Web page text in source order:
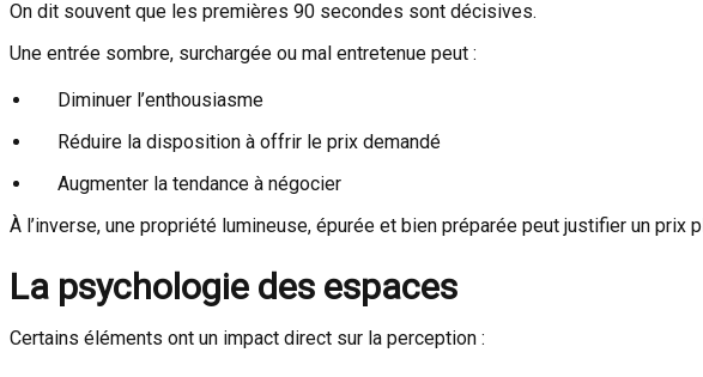
On dit souvent que les premières 90 secondes sont décisives.
Une entrée sombre, surchargée ou mal entretenue peut :
Diminuer l’enthousiasme
Réduire la disposition à offrir le prix demandé
Augmenter la tendance à négocier
À l’inverse, une propriété lumineuse, épurée et bien préparée peut justifier un
La psychologie des espaces
Certains éléments ont un impact direct sur la perception :